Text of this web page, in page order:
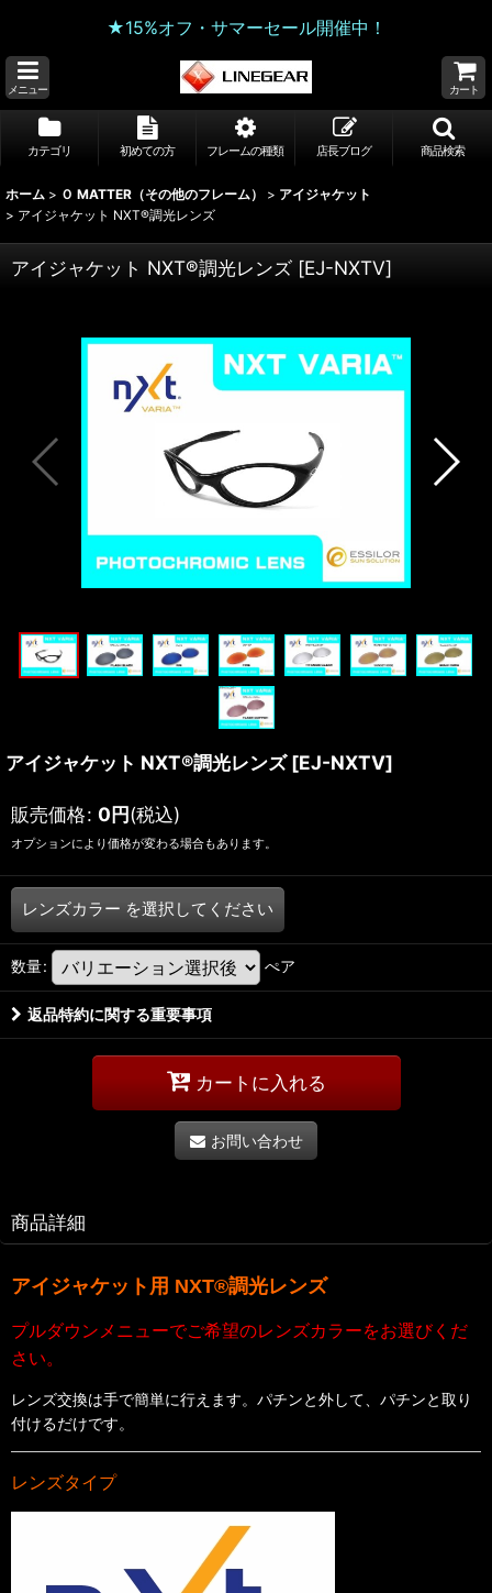
★15%オフ・サマーセール開催中！
メニュー カート
カテゴリ 初めての方 フレームの種類 店長ブログ 商品検索
ホーム > Ｏ MATTER（その他のフレーム） > アイジャケット
> アイジャケット NXT®調光レンズ
アイジャケット NXT®調光レンズ [EJ-NXTV]
アイジャケット NXT®調光レンズ [EJ-NXTV]
販売価格: 0円(税込)
オプションにより価格が変わる場合もあります。
レンズカラー を選択してください
数量: ぺア
返品特約に関する重要事項
カートに入れる
お問い合わせ
商品詳細
アイジャケット 用 NXT®調光レンズ
プルダウンメニューでご希望のレンズカラーをお選びくだ
さい。
レンズ交換は手で簡単に行えます。パチンと外して、パチンと取り
付けるだけです。
レンズタイプ